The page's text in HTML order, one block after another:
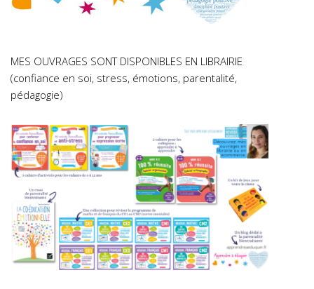
MES OUVRAGES SONT DISPONIBLES EN LIBRAIRIE
(confiance en soi, stress, émotions, parentalité,
pédagogie)